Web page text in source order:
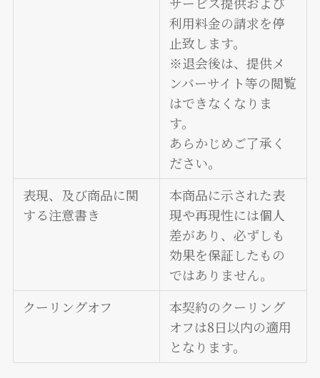
利用料金の請求を停
止致します。
※退会後は、提供メ
ンバーサイト等の閲覧
はできなくなりま
す。
あらかじめご了承く
ださい。
表現、及び商品に関
する注意書き
本商品に示された表
現や再現性には個人
差があり、必ずしも
効果を保証したもの
ではありません。
クーリングオフ
本契約のクーリング
オフは8日以内の適用
となります。